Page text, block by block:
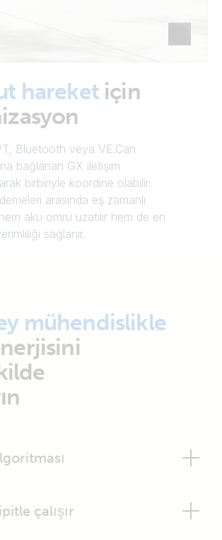
hareketiçin
Bluetooth veya VE.Can
bağlanan GX iletişim
birbiriyle koordine olabilir.
arasında eş zamanlı
akü ömrü uzatılır hem de en
sağlanır.
mühendislikle
çalışır